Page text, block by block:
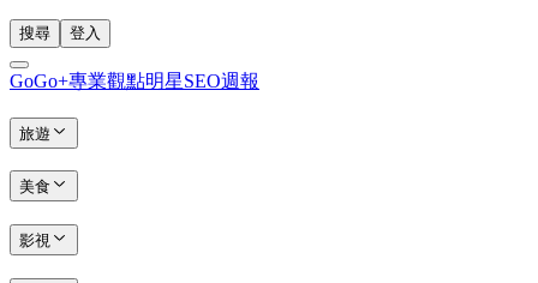
搜尋 登入
GoGo+專業觀點明星SEO週報
旅遊
美食
影視